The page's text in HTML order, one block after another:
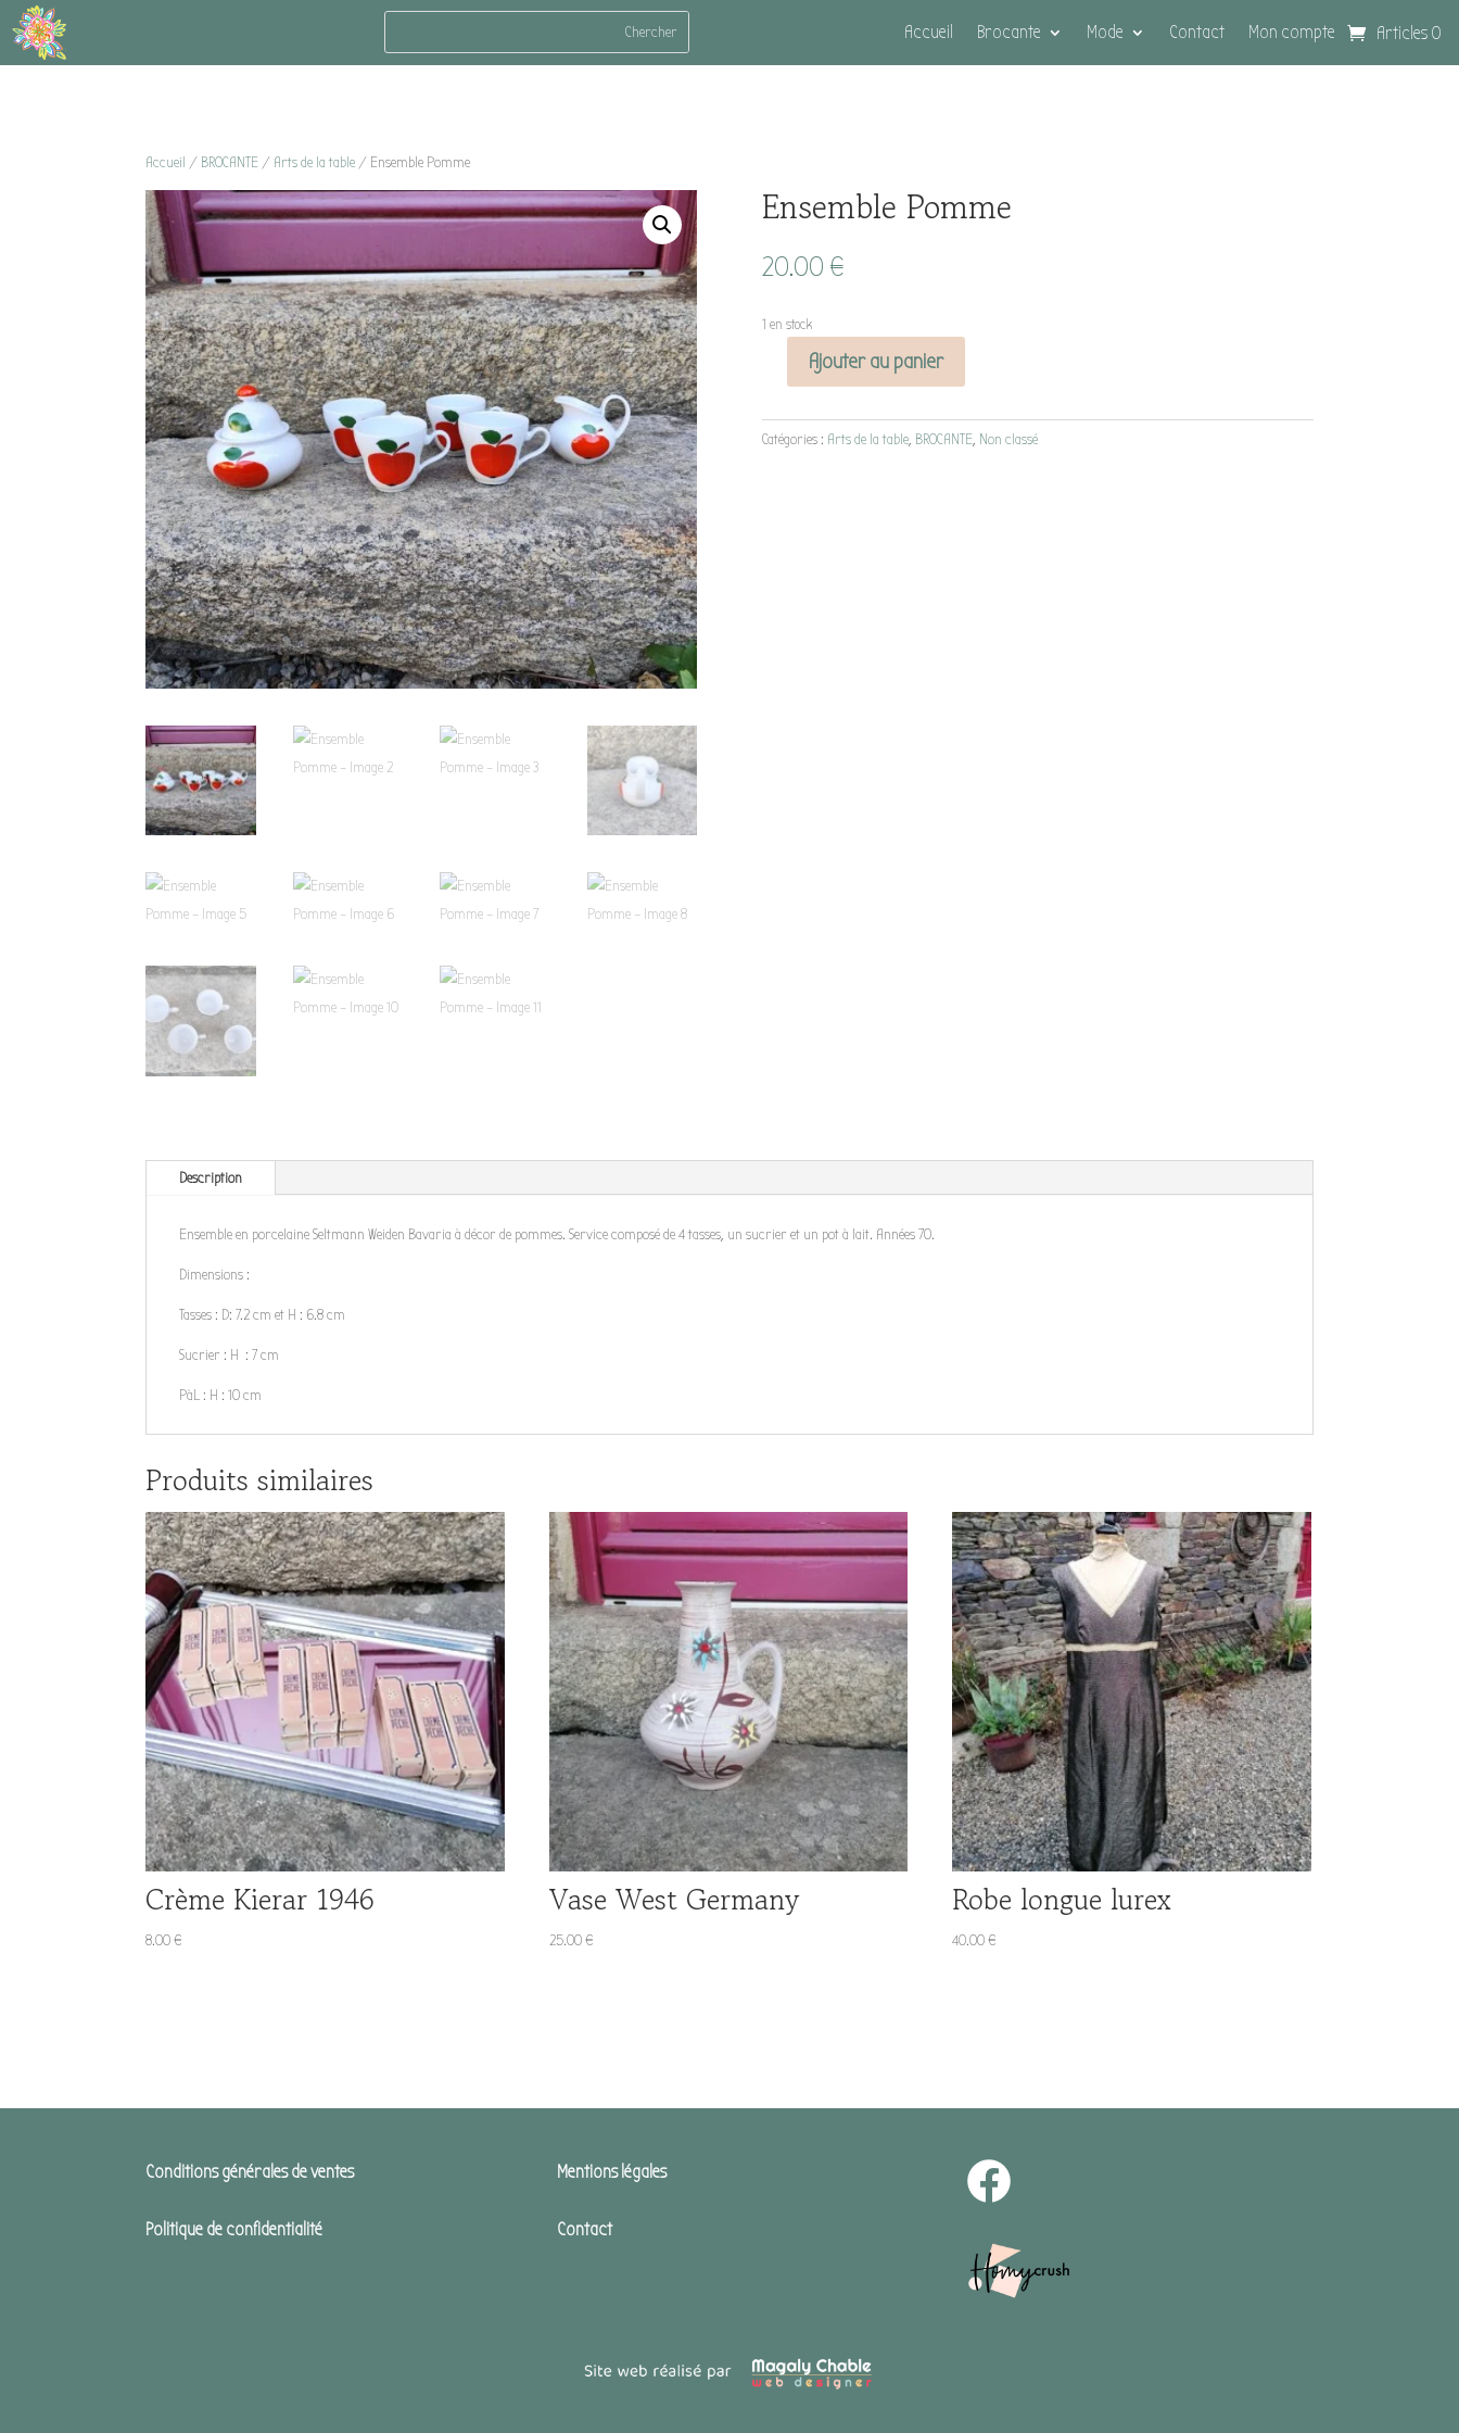
Accueil Brocante Mode Contact Mon compte Articles 0
Accueil / BROCANTE / Arts de la table / Ensemble Pomme
Ensemble Pomme
20.00 €
1 en stock
Ensemble
Pomme
Ajouter au panier
Catégories : Arts de la table, BROCANTE, Non classé
Description
Ensemble en porcelaine Seltmann Weiden Bavaria à décor de pommes. Service composé de 4 tasses, un sucrier et un pot à lait. Années 70.
Dimensions :
Tasses : D: 7.2 cm et H : 6.8 cm
Sucrier : H : 7 cm
PàL : H : 10 cm
Produits similaires
Crème Kierar 1946
8.00€
Vase West Germany
25.00€
Robe longue lurex
40.00€
Conditions générales de ventes
Politique de confidentialité
Mentions légales
Contact